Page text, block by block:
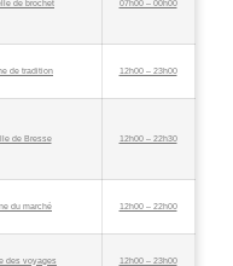
de brochet 07h00 – 00h00
de tradition 12h00 – 23h00
de Bresse 12h00 – 22h30
du marché 12h00 – 22h00
des voyages 12h00 – 23h00